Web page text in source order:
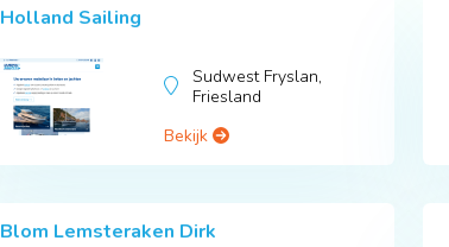
Holland Sailing
Sudwest Fryslan,
Friesland
Bekijk
Blom Lemsteraken Dirk